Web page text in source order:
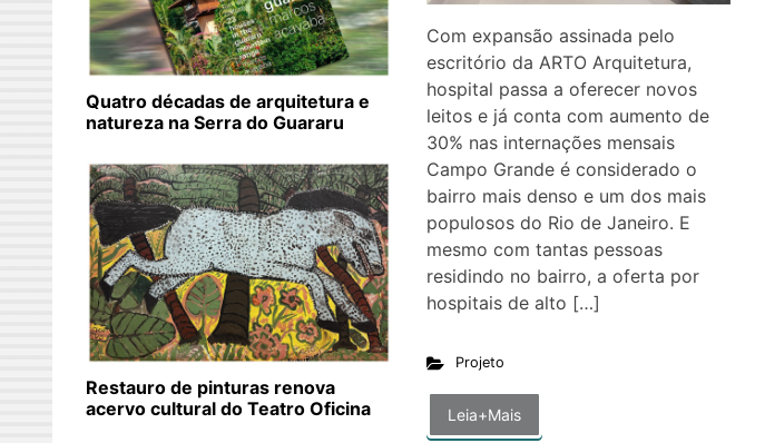
Com expansão assinada pelo
escritório da ARTO Arquitetura,
hospital passa a oferecer novos
leitos e já conta com aumento de
30% nas internações mensais
Campo Grande é considerado o
bairro mais denso e um dos mais
populosos do Rio de Janeiro. E
mesmo com tantas pessoas
residindo no bairro, a oferta por
hospitais de alto […]
Projeto
Leia+Mais
Quatro décadas de arquitetura e
natureza na Serra do Guararu
Restauro de pinturas renova
acervo cultural do Teatro Oficina